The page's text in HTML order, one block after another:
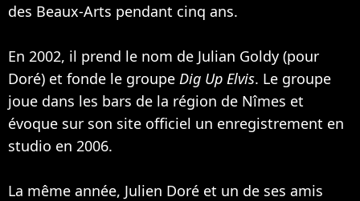
des Beaux-Arts pendant cinq ans.
En 2002, il prend le nom de Julian Goldy (pour
Doré) et fonde le groupe Dig Up Elvis. Le groupe
joue dans les bars de la région de Nîmes et
évoque sur son site officiel un enregistrement en
studio en 2006.
La même année, Julien Doré et un de ses amis